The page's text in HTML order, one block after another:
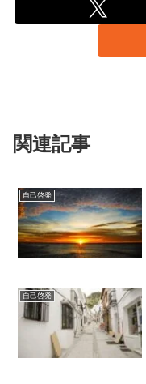
関連記事
自己啓発
自己啓発